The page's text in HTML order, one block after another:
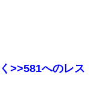
弟の子を妊娠したらし
がきた…｜生活｜ワロ
>>581へのレス